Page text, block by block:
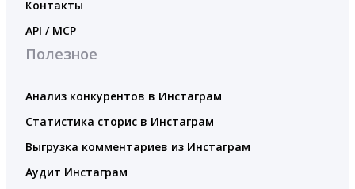
Контакты
API / MCP
Полезное
Анализ конкурентов в Инстаграм
Статистика сторис в Инстаграм
Выгрузка комментариев из Инстаграм
Аудит Инстаграм